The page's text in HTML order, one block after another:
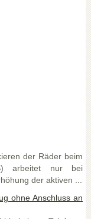
der Räder beim
arbeitet nur bei
der aktiven ...
ohne Anschluss an